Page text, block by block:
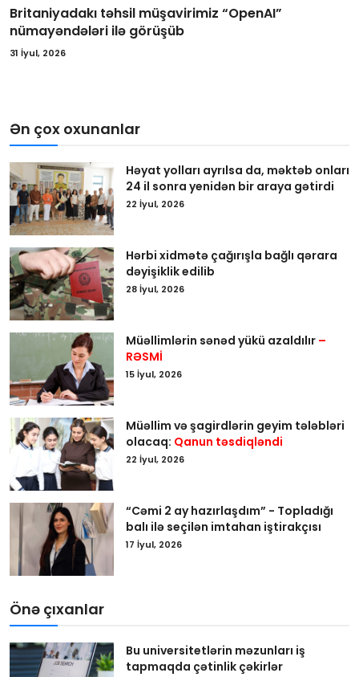
Britaniyadakı təhsil müşavirimiz “OpenAI”
nümayəndələri ilə görüşüb
31 İyul, 2026
Ən çox oxunanlar
Həyat yolları ayrılsa da, məktəb onları
24 il sonra yenidən bir araya gətirdi
22 İyul, 2026
Hərbi xidmətə çağırışla bağlı qərara
dəyişiklik edilib
28 İyul, 2026
Müəllimlərin sənəd yükü azaldılır –
RƏSMİ
15 İyul, 2026
Müəllim və şagirdlərin geyim tələbləri
olacaq: Qanun təsdiqləndi
22 İyul, 2026
“Cəmi 2 ay hazırlaşdım” - Topladığı
balı ilə seçilən imtahan iştirakçısı
17 İyul, 2026
Önə çıxanlar
Bu universitetlərin məzunları iş
tapmaqda çətinlik çəkirlər